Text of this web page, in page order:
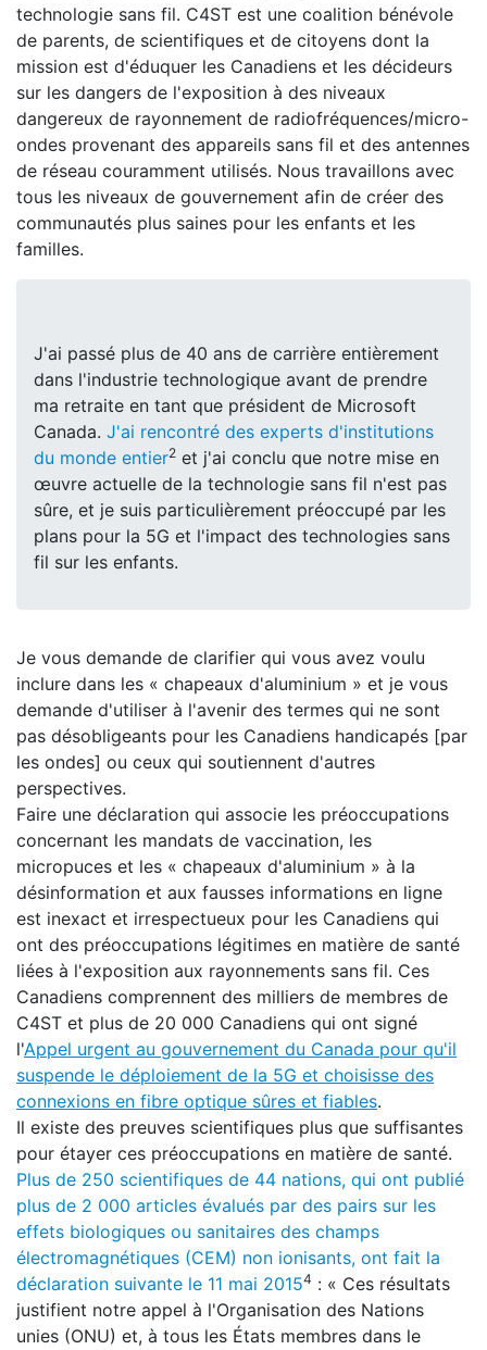
technologie sans fil. C4ST est une coalition bénévole
de parents, de scientifiques et de citoyens dont la
mission est d'éduquer les Canadiens et les décideurs
sur les dangers de l'exposition à des niveaux
dangereux de rayonnement de radiofréquences/micro-
ondes provenant des appareils sans fil et des antennes
de réseau couramment utilisés. Nous travaillons avec
tous les niveaux de gouvernement afin de créer des
communautés plus saines pour les enfants et les
familles.
J'ai passé plus de 40 ans de carrière entièrement
dans l'industrie technologique avant de prendre
ma retraite en tant que président de Microsoft
Canada. J'ai rencontré des experts d'institutions
du monde entier2 et j'ai conclu que notre mise en
œuvre actuelle de la technologie sans fil n'est pas
sûre, et je suis particulièrement préoccupé par les
plans pour la 5G et l'impact des technologies sans
fil sur les enfants.
Je vous demande de clarifier qui vous avez voulu
inclure dans les « chapeaux d'aluminium » et je vous
demande d'utiliser à l'avenir des termes qui ne sont
pas désobligeants pour les Canadiens handicapés [par
les ondes] ou ceux qui soutiennent d'autres
perspectives.
Faire une déclaration qui associe les préoccupations
concernant les mandats de vaccination, les
micropuces et les « chapeaux d'aluminium » à la
désinformation et aux fausses informations en ligne
est inexact et irrespectueux pour les Canadiens qui
ont des préoccupations légitimes en matière de santé
liées à l'exposition aux rayonnements sans fil. Ces
Canadiens comprennent des milliers de membres de
C4ST et plus de 20 000 Canadiens qui ont signé
l'Appel urgent au gouvernement du Canada pour qu'il
suspende le déploiement de la 5G et choisisse des
connexions en fibre optique sûres et fiables.
Il existe des preuves scientifiques plus que suffisantes
pour étayer ces préoccupations en matière de santé.
Plus de 250 scientifiques de 44 nations, qui ont publié
plus de 2 000 articles évalués par des pairs sur les
effets biologiques ou sanitaires des champs
électromagnétiques (CEM) non ionisants, ont fait la
déclaration suivante le 11 mai 20154 : « Ces résultats
justifient notre appel à l'Organisation des Nations
unies (ONU) et, à tous les États membres dans le